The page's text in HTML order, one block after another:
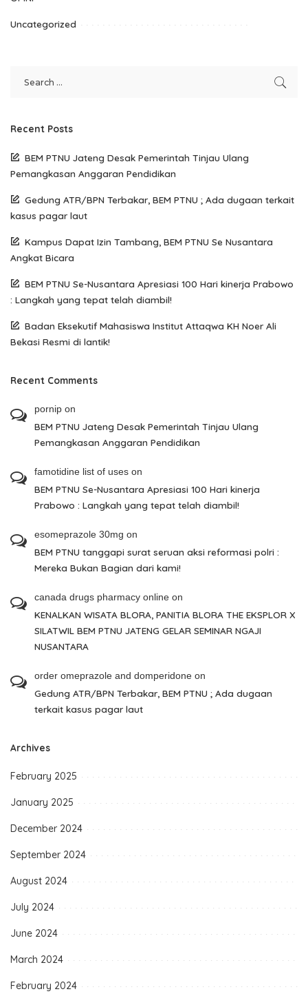
Uncategorized
Recent Posts
BEM PTNU Jateng Desak Pemerintah Tinjau Ulang
Pemangkasan Anggaran Pendidikan
Gedung ATR/BPN Terbakar, BEM PTNU ; Ada dugaan terkait
kasus pagar laut
Kampus Dapat Izin Tambang, BEM PTNU Se Nusantara
Angkat Bicara
BEM PTNU Se-Nusantara Apresiasi 100 Hari kinerja Prabowo
: Langkah yang tepat telah diambil!
Badan Eksekutif Mahasiswa Institut Attaqwa KH Noer Ali
Bekasi Resmi di lantik!
Recent Comments
pornip on
BEM PTNU Jateng Desak Pemerintah Tinjau Ulang
Pemangkasan Anggaran Pendidikan
famotidine list of uses on
BEM PTNU Se-Nusantara Apresiasi 100 Hari kinerja
Prabowo : Langkah yang tepat telah diambil!
esomeprazole 30mg on
BEM PTNU tanggapi surat seruan aksi reformasi polri :
Mereka Bukan Bagian dari kami!
canada drugs pharmacy online on
KENALKAN WISATA BLORA, PANITIA BLORA THE EKSPLOR X
SILATWIL BEM PTNU JATENG GELAR SEMINAR NGAJI
NUSANTARA
order omeprazole and domperidone on
Gedung ATR/BPN Terbakar, BEM PTNU ; Ada dugaan
terkait kasus pagar laut
Archives
February 2025
January 2025
December 2024
September 2024
August 2024
July 2024
June 2024
March 2024
February 2024